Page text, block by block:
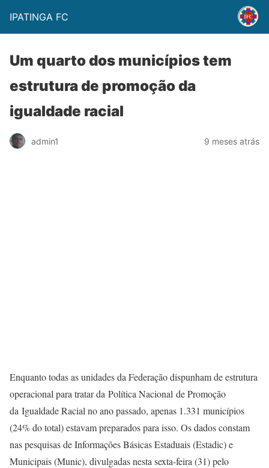
IPATINGA FC
Um quarto dos municípios tem
estrutura de promoção da
igualdade racial
admin1 9 meses atrás
Enquanto todas as unidades da Federação dispunham de estrutura
operacional para tratar da Política Nacional de Promoção
da Igualdade Racial no ano passado, apenas 1.331 municípios
(24% do total) estavam preparados para isso. Os dados constam
nas pesquisas de Informações Básicas Estaduais (Estadic) e
Municipais (Munic), divulgadas nesta sexta-feira (31) pelo